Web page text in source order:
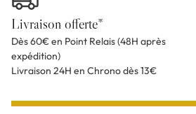
Livraison offerte*
Dès 60€ en Point Relais (48H après
expédition)
Livraison 24H en Chrono dès 13€